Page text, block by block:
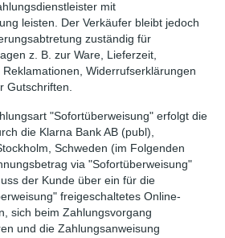
mit
leisten. Der Verkäufer bleibt jedoch
zuständig für
z. B. zur Ware, Lieferzeit,
Widerrufserklärungen
Gutschriften.
"Sofortüberweisung" erfolgt die
die Klarna Bank AB (publ),
Schweden (im Folgenden
via "Sofortüberweisung"
der Kunde über ein für die
freigeschaltetes Online-
sich beim Zahlungsvorgang
und die Zahlungsanweisung